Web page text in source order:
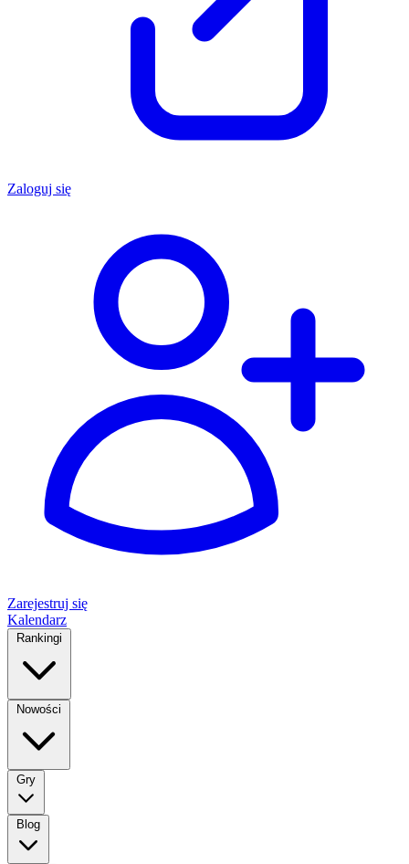
Zaloguj się
Zarejestruj się
Kalendarz
Rankingi
Nowości
Gry
Blog